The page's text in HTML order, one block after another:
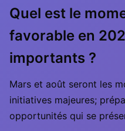
Quel est le
favorable en
importants ?
Mars et août seront les
initiatives majeures;
opportunités qui se